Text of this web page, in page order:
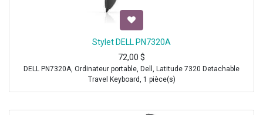
Stylet DELL PN7320A
72,00 $
DELL PN7320A, Ordinateur portable, Dell, Latitude 7320 Detachable
Travel Keyboard, 1 pièce(s)